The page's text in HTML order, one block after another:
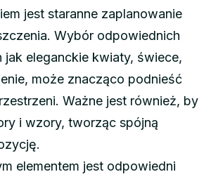
jest staranne zaplanowanie
Wybór odpowiednich
jak eleganckie kwiaty, świece,
może znacząco podnieść
Ważne jest również, by
i wzory, tworząc spójną
elementem jest odpowiedni